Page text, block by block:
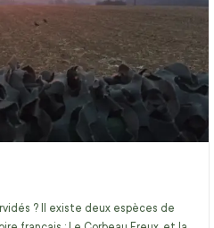
? Il existe deux espèces de